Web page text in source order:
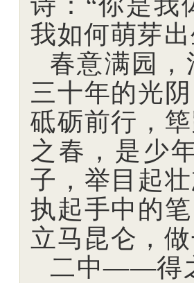
我如何萌芽
春意满园
三十年的光
砥砺前行，
之春，是少
子，举目起
执起手中的
立马昆仑，
二中——得